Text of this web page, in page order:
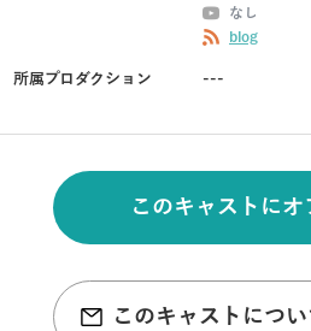
なし
blog
所属プロダクション ---
このキャストにオ
このキャストにつ